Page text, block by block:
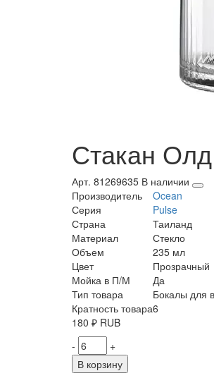
Стакан
Арт. 81269635 В наличии
Производитель
Ocean
Серия
Pulse
Страна
Таиланд
Материал
Стекло
Объем
235 мл
Цвет
Прозрачный
Мойка в П/М
Да
Тип товара
Бокалы для
Кратность товара6
180 ₽ RUB
-
+
В корзину